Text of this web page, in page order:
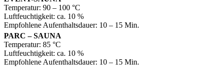
Temperatur: 90 – 100 °C
Luftfeuchtigkeit: ca. 10 %
Empfohlene Aufenthaltsdauer: 10 – 15 Min.
PARC – SAUNA
Temperatur: 85 °C
Luftfeuchtigkeit: ca. 10 %
Empfohlene Aufenthaltsdauer: 10 – 15 Min.